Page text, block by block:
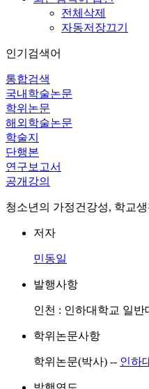
전체삭제
자동저장끄기
인기검색어
통합검색
국내학술논문
학위논문
해외학술논문
학술지
단행본
연구보고서
공개강의
청소년의 가정건강성, 학교
저자
민동일
발행사항
인천 : 인하대학교 일반
학위논문사항
학위논문(박사) -- 인하